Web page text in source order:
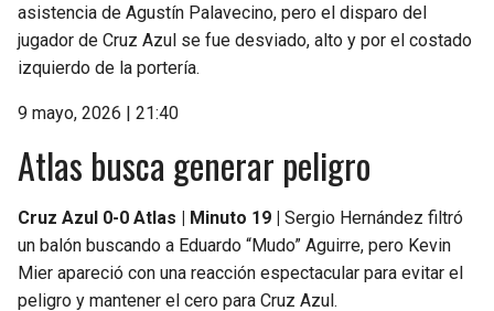
asistencia de Agustín Palavecino, pero el disparo del
jugador de Cruz Azul se fue desviado, alto y por el costado
izquierdo de la portería.
9 mayo, 2026 | 21:40
Atlas busca generar peligro
Cruz Azul 0-0 Atlas | Minuto 19 | Sergio Hernández filtró
un balón buscando a Eduardo “Mudo” Aguirre, pero Kevin
Mier apareció con una reacción espectacular para evitar el
peligro y mantener el cero para Cruz Azul.